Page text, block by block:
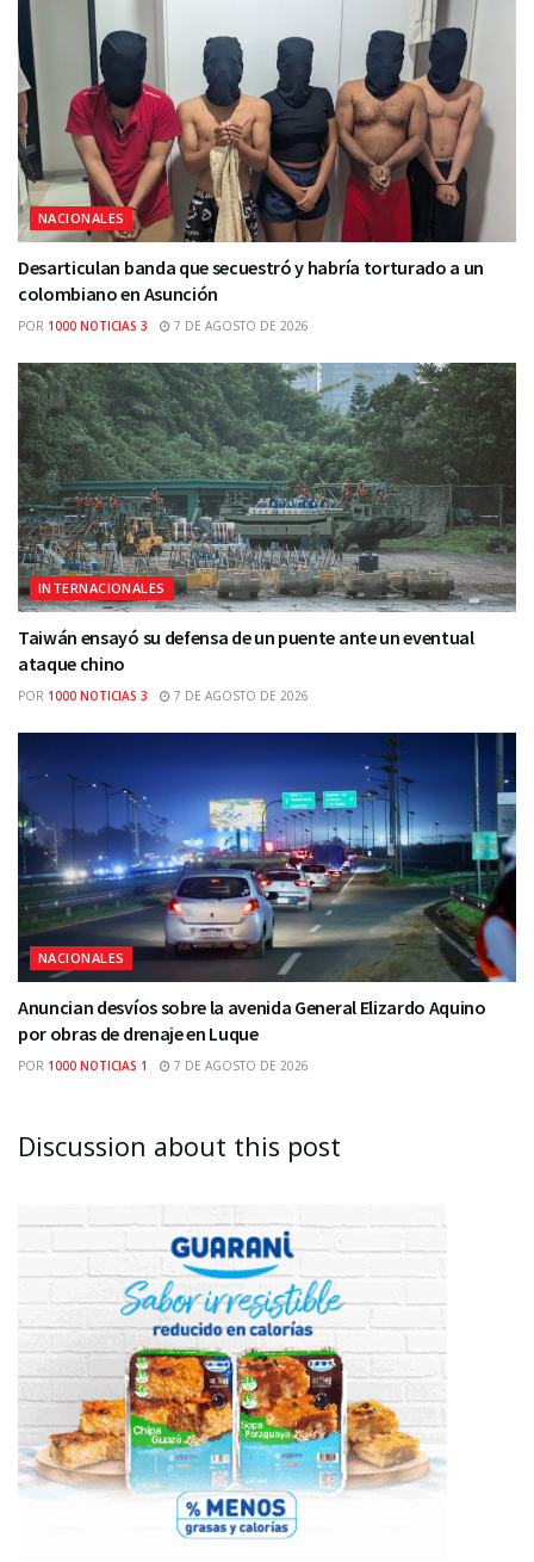
NACIONALES
Desarticulan banda que secuestró y habría torturado a un
colombiano en Asunción
POR 1000 NOTICIAS 3 7 DE AGOSTO DE 2026
INTERNACIONALES
Taiwán ensayó su defensa de un puente ante un eventual
ataque chino
POR 1000 NOTICIAS 3 7 DE AGOSTO DE 2026
NACIONALES
Anuncian desvíos sobre la avenida General Elizardo Aquino
por obras de drenaje en Luque
POR 1000 NOTICIAS 1 7 DE AGOSTO DE 2026
Discussion about this post